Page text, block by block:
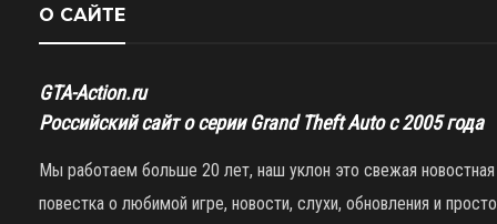
О САЙТЕ
GTA-Action.ru
Российский сайт о серии Grand Theft Auto с 2005 года
Мы работаем больше 20 лет, наш уклон это свежая новостная
повестка о любимой игре, новости, слухи, обновления и просто